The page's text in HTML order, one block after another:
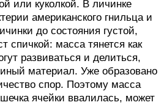
или куколкой. В личинке
американского гнильца и
до состояния густой,
спичкой: масса тянется как
развиваться и делиться,
материал. Уже образовано
спор. Поэтому масса
ячейки ввалилась, может